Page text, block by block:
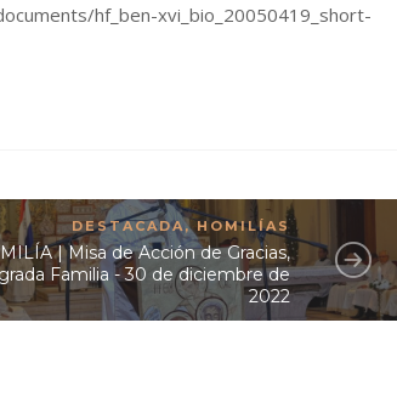
hf_ben-xvi_bio_20050419_short-
DESTACADA, HOMILÍAS
| Misa de Acción de Gracias,
Familia - 30 de diciembre de
2022